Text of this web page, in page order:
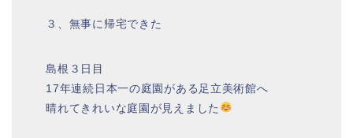
３、無事に帰宅できた
島根３日目
17年連続日本一の庭園がある足立美術館へ
晴れてきれいな庭園が見えました